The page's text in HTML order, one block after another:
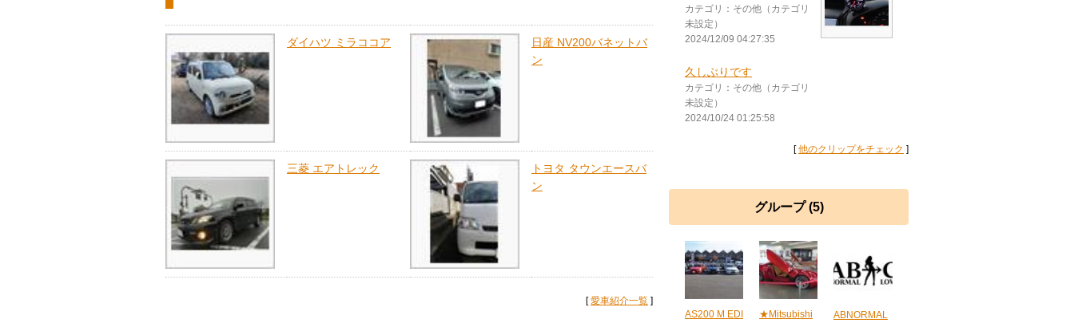
カテゴリ：その他（カテゴリ
未設定）
2024/12/09 04:27:35
久しぶりです
カテゴリ：その他（カテゴリ
未設定）
2024/10/24 01:25:58
[他のクリップをチェック ]
グループ (5)
AS200 M EDI
★Mitsubishi
ABNORMAL
ダイハツ ミラココア
日産 NV200バネットバ
ン
三菱 エアトレック
トヨタ タウンエースバ
ン
[愛車紹介一覧 ]